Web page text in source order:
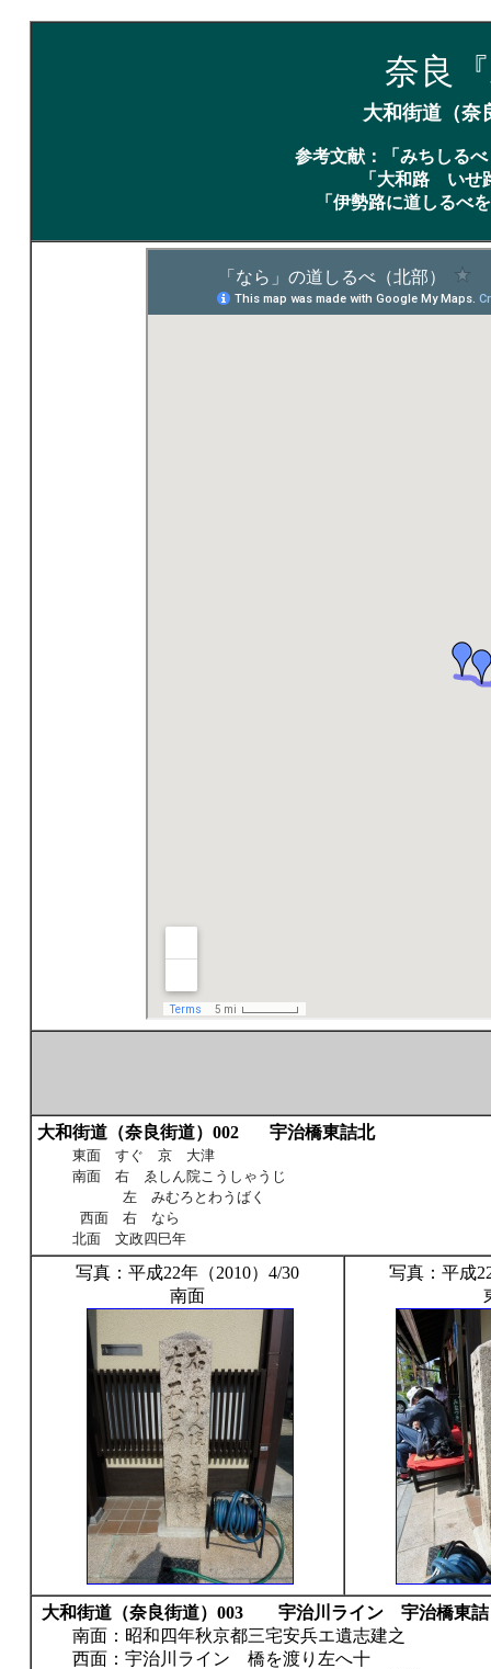
奈良
大和街道（奈
参考文献：「みちしる
「大和路 い
「伊勢路に道しる
大和街道（奈良街道）002 宇治橋東詰北
東面 すぐ 京 大津
南面 右 ゑしん院こうしゃうじ
左 みむろとわうばく
西面 右 なら
北面 文政四巳年
写真：平成22年（2010）4/30
南面
写真：平成
大和街道（奈良街道）003 宇治川ライン 宇治橋東詰
南面：昭和四年秋京都三宅安兵エ遺志建之
西面：宇治川ライン 橋を渡り左へ十